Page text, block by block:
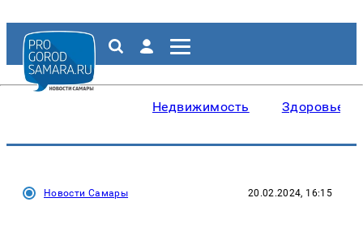
Недвижимость Здоровье
Новости Самары 20.02.2024, 16:15